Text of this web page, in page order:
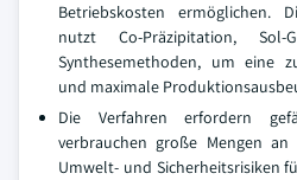
Betriebskosten ermöglichen.
nutzt Co-Präzipitation,
Synthesemethoden, um eine
und maximale
Die Verfahren erfordern
verbrauchen große Mengen
Umwelt- und Sicherheitsrisiken